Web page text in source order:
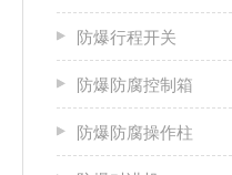
防爆行程开关
防爆防腐控制箱
防爆防腐操作柱